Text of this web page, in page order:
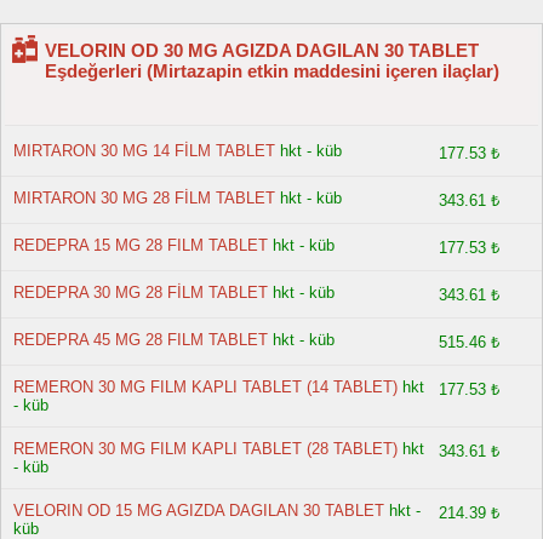
VELORIN OD 30 MG AGIZDA DAGILAN 30 TABLET
Eşdeğerleri (Mirtazapin etkin maddesini içeren ilaçlar)
MIRTARON 30 MG 14 FİLM TABLET hkt - küb 177.53 ₺
MIRTARON 30 MG 28 FİLM TABLET hkt - küb 343.61 ₺
REDEPRA 15 MG 28 FILM TABLET hkt - küb 177.53 ₺
REDEPRA 30 MG 28 FİLM TABLET hkt - küb 343.61 ₺
REDEPRA 45 MG 28 FILM TABLET hkt - küb 515.46 ₺
REMERON 30 MG FILM KAPLI TABLET (14 TABLET) hkt
- küb
177.53 ₺
REMERON 30 MG FILM KAPLI TABLET (28 TABLET) hkt
- küb
343.61 ₺
VELORIN OD 15 MG AGIZDA DAGILAN 30 TABLET hkt -
küb
214.39 ₺